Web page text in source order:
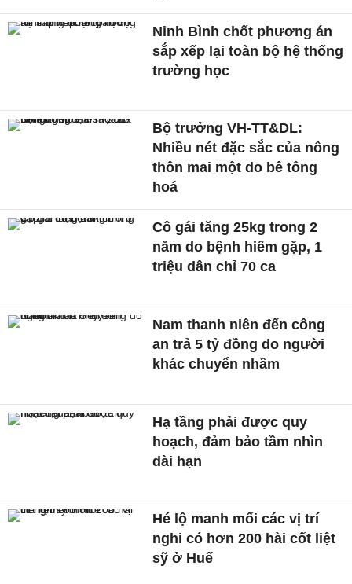
Ninh Bình chốt phương án
sắp xếp lại toàn bộ hệ thống
trường học
Bộ trưởng VH-TT&DL:
Nhiều nét đặc sắc của nông
thôn mai một do bê tông
hoá
Cô gái tăng 25kg trong 2
năm do bệnh hiếm gặp, 1
triệu dân chỉ 70 ca
Nam thanh niên đến công
an trả 5 tỷ đồng do người
khác chuyển nhầm
Hạ tầng phải được quy
hoạch, đảm bảo tầm nhìn
dài hạn
Hé lộ manh mối các vị trí
nghi có hơn 200 hài cốt liệt
sỹ ở Huế